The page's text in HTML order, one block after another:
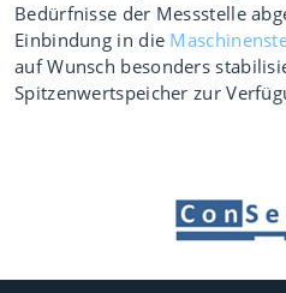
Data
Science /
Deep Data
Industrial Int
elligence
Videos
Bedürfnisse der Messstelle
Einbindung in die
auf Wunsch besonders
Spitzenwertspeicher zur